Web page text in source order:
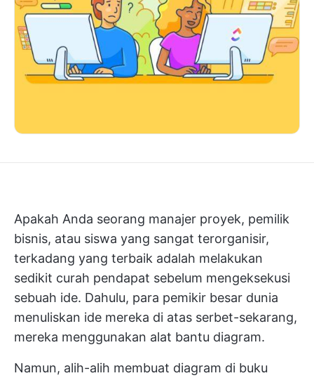
Apakah Anda seorang manajer proyek, pemilik
bisnis, atau siswa yang sangat terorganisir,
terkadang yang terbaik adalah melakukan
sedikit curah pendapat sebelum mengeksekusi
sebuah ide. Dahulu, para pemikir besar dunia
menuliskan ide mereka di atas serbet-sekarang,
mereka menggunakan alat bantu diagram.
Namun, alih-alih membuat diagram di buku